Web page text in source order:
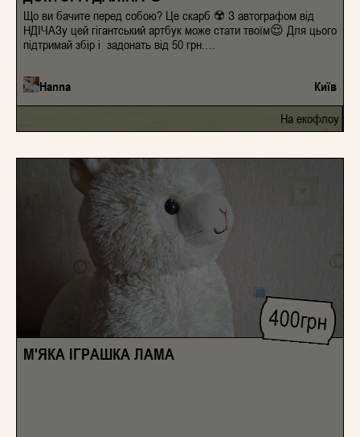
Що ви бачите перед собою? Це скарб ☢️ З автографом від
НДІЧАЗу цей гігантський артбук може стати твоїм😌 Для цього
підтримай збір і задонать від 50 грн.
Paypal: khychkok@ukr.net Збір на екофлоу. Ціна одного - 32к.
Скільки зберем, стільки зберем ❤️ В інсті також є основна
банка збору @hanna.khyzhniak ГО СУВІАТО Подяка пану
Hanna
Київ
На екофлоу
400грн
М'ЯКА ІГРАШКА ЛАМА